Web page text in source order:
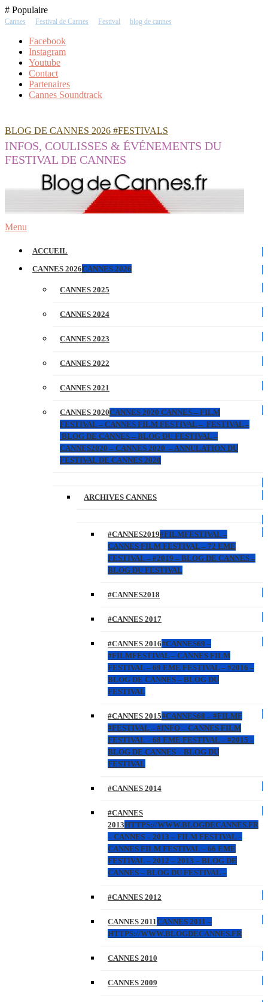
Skip
To
# Populaire
Cannes Festival de Cannes Festival blog de cannes
Facebook
Instagram
Youtube
Contact
Partenaires
Cannes Soundtrack
BLOG DE CANNES 2026 #FESTIVALS
INFOS, COULISSES & ÉVÉNEMENTS DU
FESTIVAL DE CANNES
Menu
ACCUEIL
CANNES 2026CANNES 2026
CANNES 2025
CANNES 2024
CANNES 2023
CANNES 2022
CANNES 2021
CANNES 2020CANNES 2020 CANNES – FILM
FESTIVAL – CANNES FILM FESTIVAL – FESTIVAL –
BLOG DE CANNES – BLOG DU FESTIVAL –
CANNES2020 – CANNES 2020 – ANNULATION DU
FESTIVAL DE CANNES 2020
ARCHIVES CANNES
#CANNES2019#FILMFESTIVAL –
CANNES FILM FESTIVAL – 72 EME
FESTIVAL – #2019 – BLOG DE CANNES –
BLOG DU FESTIVAL
#CANNES2018
#CANNES 2017
#CANNES 2016#CANNES69 –
#FILMFESTIVAL – CANNES FILM
FESTIVAL – 69 EME FESTIVAL – #2016 –
BLOG DE CANNES – BLOG DU
FESTIVAL
#CANNES 2015#CANNES68 – #FILMF
#FESTIVAL – #INFO – CANNES FILM
FESTIVAL – 68 EME FESTIVAL – #2015 –
BLOG DE CANNES – BLOG DU
FESTIVAL
#CANNES 2014
#CANNES
2013HTTPS://WWW.BLOGDECANNES.FR
– CANNES – 2013 – FILM FESTIVAL –
CANNES FILM FESTIVAL – 66 EME
FESTIVAL – 2012 – 2013 – BLOG DE
CANNES – BLOG DU FESTIVAL –
#CANNES 2012
CANNES 2011CANNES 2011 –
HTTPS://WWW.BLOGDECANNES.FR
CANNES 2010
CANNES 2009